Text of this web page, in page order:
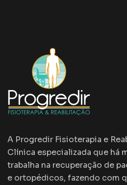
A Progredir Fisioterapia e
Clínica especializada que há
trabalha na recuperação de
e ortopédicos, fazendo com